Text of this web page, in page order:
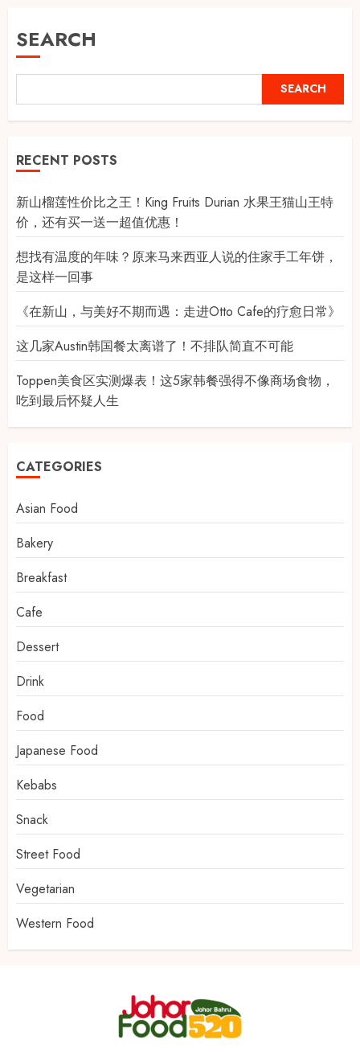
SEARCH
SEARCH
RECENT POSTS
新山榴莲性价比之王！King Fruits Durian 水果王猫山王特
价，还有买一送一超值优惠！
想找有温度的年味？原来马来西亚人说的住家手工年饼，
是这样一回事
《在新山，与美好不期而遇：走进Otto Cafe的疗愈日常》
这几家Austin韩国餐太离谱了！不排队简直不可能
Toppen美食区实测爆表！这5家韩餐强得不像商场食物，
吃到最后怀疑人生
CATEGORIES
Asian Food
Bakery
Breakfast
Cafe
Dessert
Drink
Food
Japanese Food
Kebabs
Snack
Street Food
Vegetarian
Western Food